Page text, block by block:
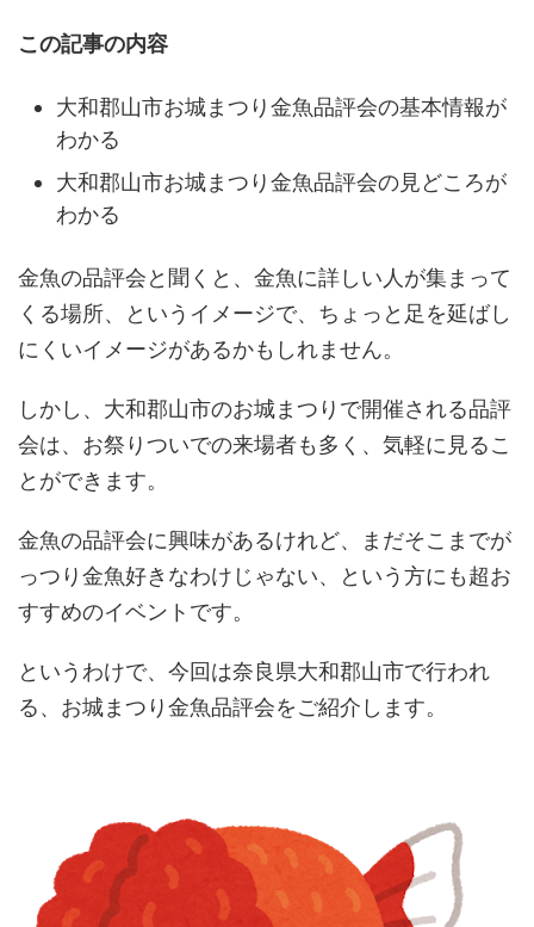
この記事の内容
大和郡山市お城まつり金魚品評会の基本情報が
わかる
大和郡山市お城まつり金魚品評会の見どころが
わかる
金魚の品評会と聞くと、金魚に詳しい人が集まって
くる場所、というイメージで、ちょっと足を延ばし
にくいイメージがあるかもしれません。
しかし、大和郡山市のお城まつりで開催される品評
会は、お祭りついでの来場者も多く、気軽に見るこ
とができます。
金魚の品評会に興味があるけれど、まだそこまでが
っつり金魚好きなわけじゃない、という方にも超お
すすめのイベントです。
というわけで、今回は奈良県大和郡山市で行われ
る、お城まつり金魚品評会をご紹介します。